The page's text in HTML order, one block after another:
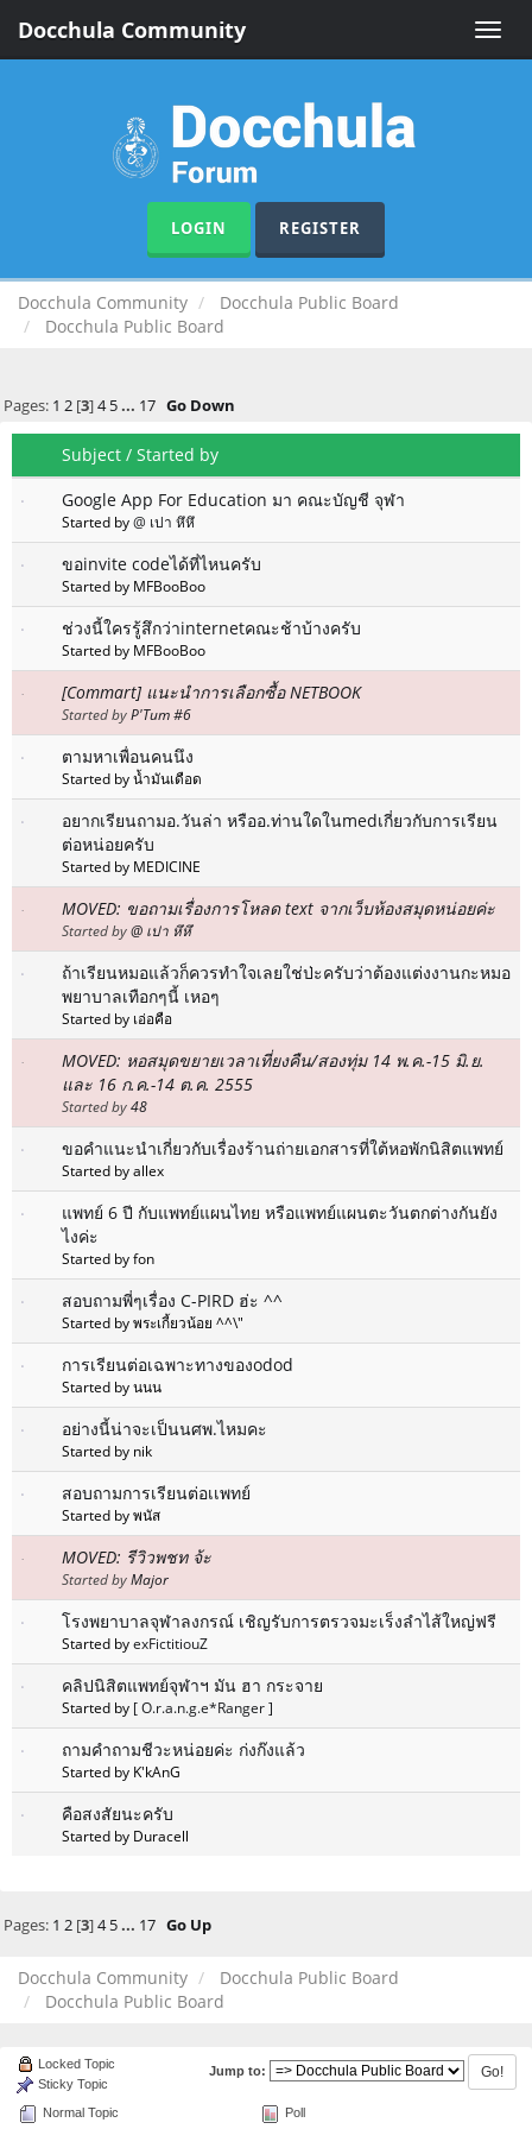
Toggle
Docchula Community
LOGIN REGISTER
Docchula Community
Docchula Public Board
Docchula Public Board
Pages: 1 2[3]4 5 ... 17 Go Down
Subject / Started by
Google App For Education มา คณะบัญชี จุฬา
Started by@ เปา หึหึ
ขอinvite codeได้ที่ไหนครับ
Started by MFBooBoo
ช่วงนี้ใครรู้สึกว่าinternetคณะช้าบ้างครับ
Started by MFBooBoo
[Commart] แนะนำการเลือกซื้อ NETBOOK
Started byP'Tum #6
ตามหาเพื่อนคนนึง
Started by น้ำมันเดือด
อยากเรียนถามอ.วันล่า หรืออ.ท่านใดในmedเกี่ยวกับการเรียน
ต่อหน่อยครับ
Started by MEDICINE
MOVED: ขอถามเรื่องการโหลด text จากเว็บห้องสมุดหน่อยค่ะ
Started by@ เปา หึหึ
ถ้าเรียนหมอแล้วก็ควรทำใจเลยใช่ป่ะครับว่าต้องแต่งงานกะหมอ
พยาบาลเทือกๆนี้ เหอๆ
Started by เอ่อคือ
MOVED: หอสมุดขยายเวลาเที่ยงคืน/สองทุ่ม 14 พ.ค.-15 มิ.ย.
และ 16 ก.ค.-14 ต.ค. 2555
Started by48
ขอคำแนะนำเกี่ยวกับเรื่องร้านถ่ายเอกสารที่ใต้หอพักนิสิตแพทย์
Started by allex
แพทย์ 6 ปี กับแพทย์แผนไทย หรือแพทย์แผนตะวันตกต่างกันยัง
ไงค่ะ
Started by fon
สอบถามพี่ๆเรื่อง C-PIRD ฮ่ะ ^^
Started by พระเกี้ยวน้อย ^^\"
การเรียนต่อเฉพาะทางของodod
Started by นนน
อย่างนี้น่าจะเป็นนศพ.ไหมคะ
Started by nik
สอบถามการเรียนต่อเเพทย์
Started by พนัส
MOVED: รีวิวพชท จ้ะ
Started byMajor
โรงพยาบาลจุฬาลงกรณ์ เชิญรับการตรวจมะเร็งลำไส้ใหญ่ฟรี
Started byexFictitiouZ
คลิปนิสิตแพทย์จุฬาฯ มัน ฮา กระจาย
Started by [ O.r.a.n.g.e*Ranger ]
ถามคำถามชีวะหน่อยค่ะ ก่งก๊งแล้ว
Started by K'kAnG
คือสงสัยนะครับ
Started by Duracell
Pages: 1 2[3]4 5 ... 17 Go Up
Docchula Community
Docchula Public Board
Docchula Public Board
Jump to:
Normal Topic
Locked Topic
Sticky Topic
Poll